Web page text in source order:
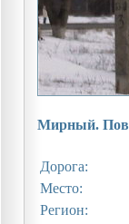
Мирный.
Дорога:
Место:
Регион: